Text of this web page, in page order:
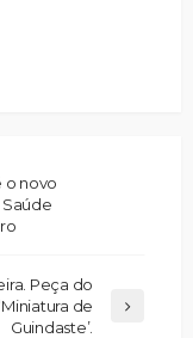
o novo
Saúde
Peça do
de
Guindaste’.